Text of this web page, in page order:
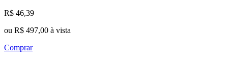
R$ 46,39
ou R$ 497,00 à vista
Comprar